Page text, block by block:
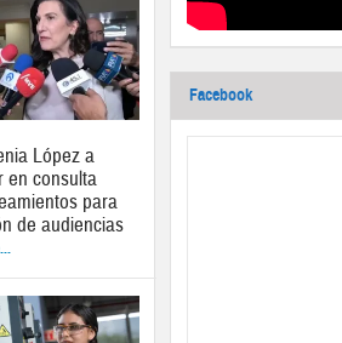
López a
en consulta
para
de audiencias
Facebook